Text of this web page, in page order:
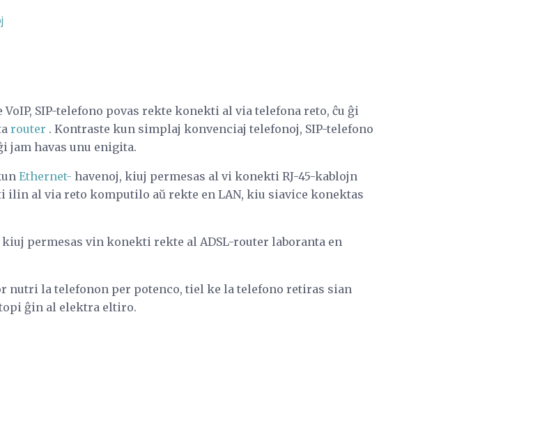
SIP-telefono povas rekte konekti al via telefona reto, ĉu ĝi
router . Kontraste kun simplaj konvenciaj telefonoj, SIP-telefono
jam havas unu enigita.
Ethernet- havenoj, kiuj permesas al vi konekti RJ-45-kablojn
ilin al via reto komputilo aŭ rekte en LAN, kiu siavice konektas
kiuj permesas vin konekti rekte al ADSL-router laboranta en
nutri la telefonon per potenco, tiel ke la telefono retiras sian
ĝin al elektra eltiro.